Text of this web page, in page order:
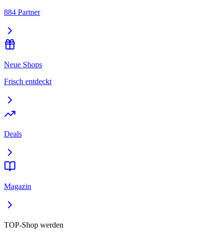
884 Partner
Neue Shops
Frisch entdeckt
Deals
Magazin
TOP-Shop werden